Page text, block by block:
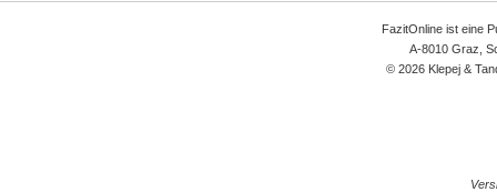
FazitOnline ist eine
A-8010 Graz,
© 2026 Klepej &